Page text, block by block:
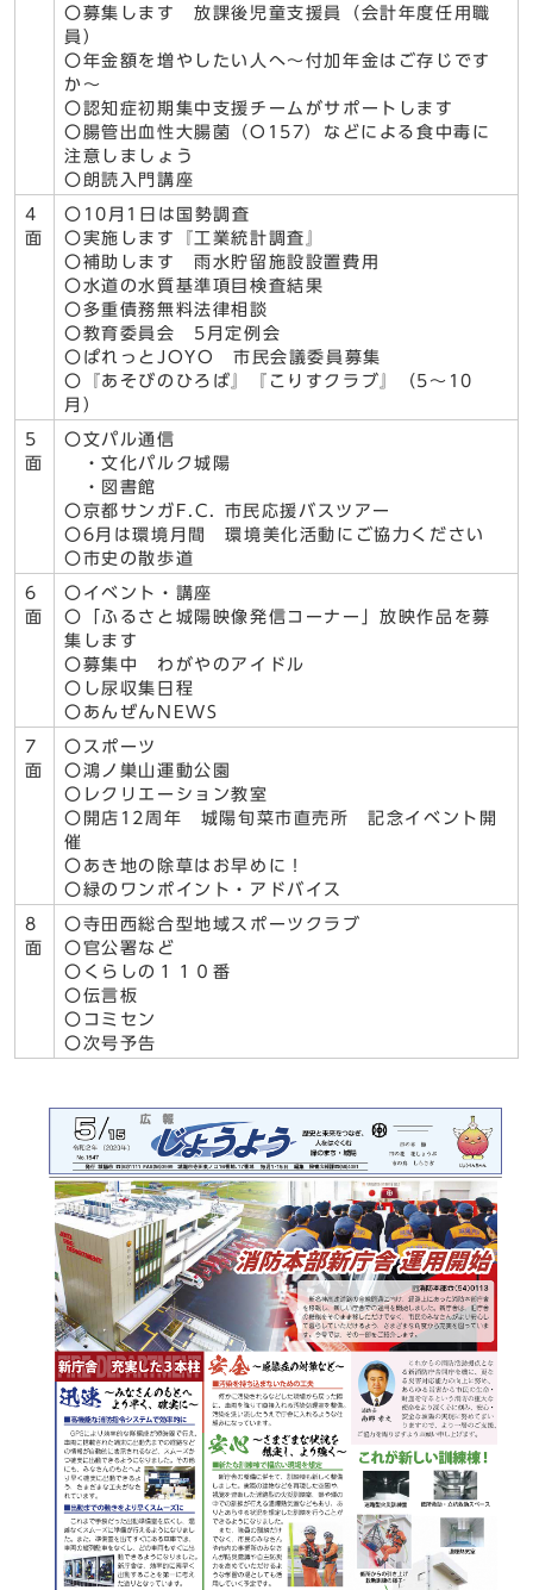
〇募集します 放課後児童支援員（会計年度任用職
員）
〇年金額を増やしたい人へ～付加年金はご存じです
か～
〇認知症初期集中支援チームがサポートします
〇腸管出血性大腸菌（O157）などによる食中毒に
注意しましょう
〇朗読入門講座
4
面
〇10月1日は国勢調査
〇実施します『工業統計調査』
〇補助します 雨水貯留施設設置費用
〇水道の水質基準項目検査結果
〇多重債務無料法律相談
〇教育委員会 5月定例会
〇ぱれっとJOYO 市民会議委員募集
〇『あそびのひろば』『こりすクラブ』（5～10
月）
5
面
〇文パル通信
・文化パルク城陽
・図書館
〇京都サンガF.C. 市民応援バスツアー
〇6月は環境月間 環境美化活動にご協力ください
〇市史の散歩道
6
面
〇イベント・講座
〇「ふるさと城陽映像発信コーナー」放映作品を募
集します
〇募集中 わがやのアイドル
〇し尿収集日程
〇あんぜんNEWS
7
面
〇スポーツ
〇鴻ノ巣山運動公園
〇レクリエーション教室
〇開店12周年 城陽旬菜市直売所 記念イベント開
催
〇あき地の除草はお早めに！
〇緑のワンポイント・アドバイス
8
面
〇寺田西総合型地域スポーツクラブ
〇官公署など
〇くらしの１１０番
〇伝言板
〇コミセン
〇次号予告